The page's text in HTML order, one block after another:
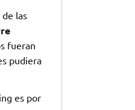
las
fueran
pudiera
es por